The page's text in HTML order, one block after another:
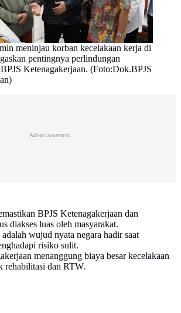
meninjau korban kecelakaan kerja di
pentingnya perlindungan
Ketenagakerjaan. (Foto:Dok.BPJS
Advertisement
BPJS Ketenagakerjaan dan
diakses luas oleh masyarakat.
adalah wujud nyata negara hadir saat
risiko sulit.
menanggung biaya besar kecelakaan
rehabilitasi dan RTW.